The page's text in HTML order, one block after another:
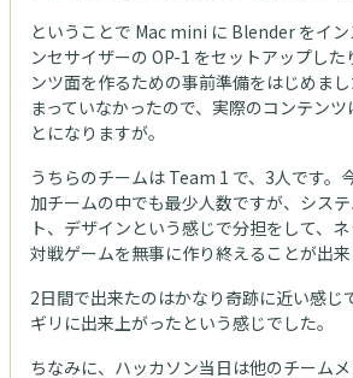
ということで Mac mini に Blender をイ
ンセサイザーの OP-1 をセットアップし
ンツ面を作るための事前準備をはじめま
まっていなかったので、実際のコンテン
とになりますが。
うちらのチームは Team 1 で、3人です。
加チームの中でも最少人数ですが、シス
ト、デザインという感じで分担をして、
対戦ゲームを無事に作り終えることが出来
2日間で出来たのはかなり奇跡に近い感じ
ギリに出来上がったという感じでした。
ちなみに、ハッカソン当日は他のチーム